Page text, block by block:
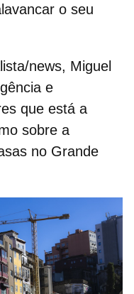
o seu
news, Miguel
e
que está a
sobre a
no Grande